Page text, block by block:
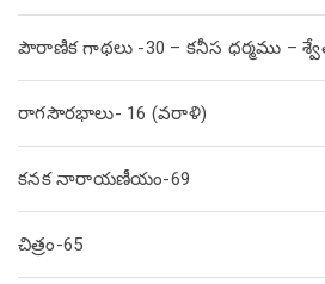
పౌరాణిక గాథలు -30 – కనీస ధర్మము –
రాగసౌరభాలు- 16 (వరాళి)
కనక నారాయణీయం-69
చిత్రం-65